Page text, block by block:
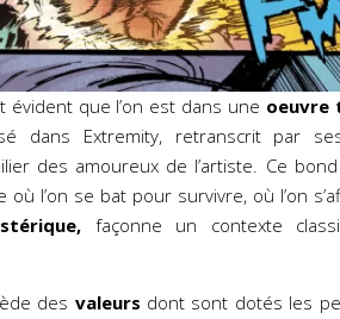
évident que l’on est dans une oeuvre
dans Extremity, retranscrit par
des amoureux de l’artiste. Ce
où l’on se bat pour survivre, où l’on
façonne un contexte
des valeurs dont sont dotés les